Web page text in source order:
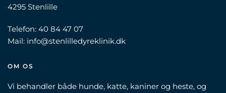
4295 Stenlille
Telefon: 40 84 47 07
Mail: info@stenlilledyreklinik.dk
OM OS
Vi behandler både hunde, katte, kaniner og heste, og